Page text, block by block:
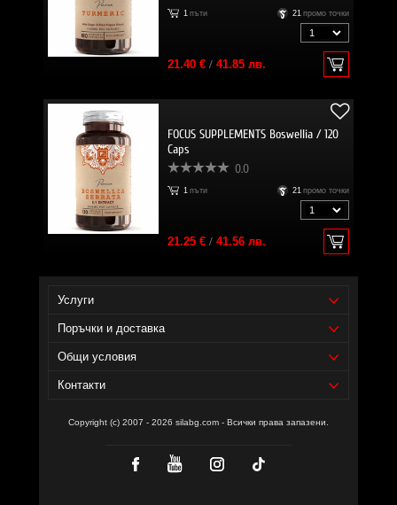
1 пъти 21 промо точки
21.40 €/ 41.85 лв.
FOCUS SUPPLEMENTS Boswellia / 120
Caps
0.0
1 пъти 21 промо точки
21.25 €/ 41.56 лв.
Услуги
Поръчки и доставка
Общи условия
Контакти
Copyright (c) 2007 - 2026 silabg.com - Всички права запазени.